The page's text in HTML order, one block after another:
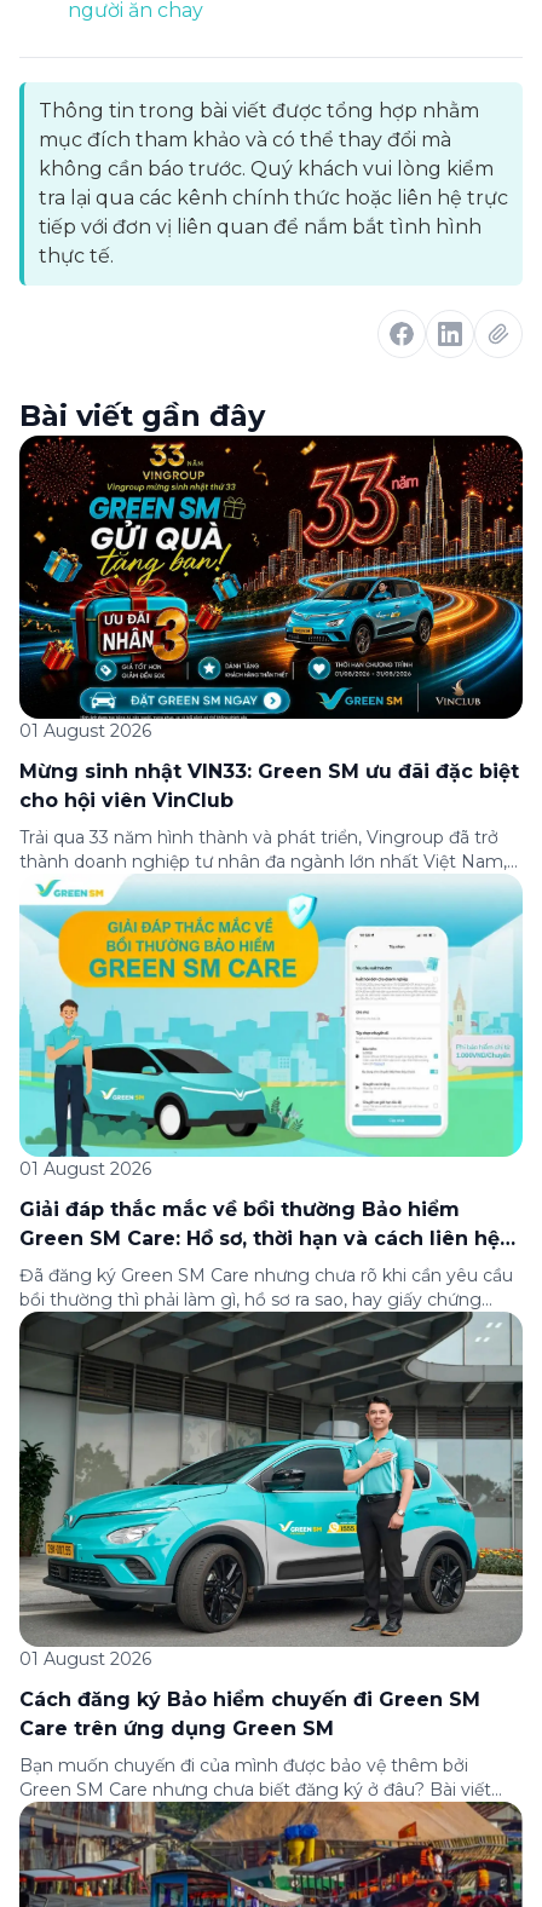
người ăn chay
Thông tin trong bài viết được tổng hợp nhằm
mục đích tham khảo và có thể thay đổi mà
không cần báo trước. Quý khách vui lòng kiểm
tra lại qua các kênh chính thức hoặc liên hệ trực
tiếp với đơn vị liên quan để nắm bắt tình hình
thực tế.
Bài viết gần đây
01 August 2026
Mừng sinh nhật VIN33: Green SM ưu đãi đặc biệt
cho hội viên VinClub
Trải qua 33 năm hình thành và phát triển, Vingroup đã trở
thành doanh nghiệp tư nhân đa ngành lớn nhất Việt Nam,
lọt Top 30 doanh nghiệp lớn nhất Đông Nam Á theo bảng
xếp hạng của Tạp chí Fortune (Mỹ). Nhân kỷ niệm 33 năm
thành lập (8/8/1993 đến 8/8/2026), Green SM trân […]
01 August 2026
Giải đáp thắc mắc về bồi thường Bảo hiểm
Green SM Care: Hồ sơ, thời hạn và cách liên hệ
hỗ trợ
Đã đăng ký Green SM Care nhưng chưa rõ khi cần yêu cầu
bồi thường thì phải làm gì, hồ sơ ra sao, hay giấy chứng
nhận bảo hiểm tìm ở đâu? Bài viết này tổng hợp đầy đủ các
câu hỏi thường gặp nhất về quy trình bồi thường và hỗ trợ
của Green […]
01 August 2026
Cách đăng ký Bảo hiểm chuyến đi Green SM
Care trên ứng dụng Green SM
Bạn muốn chuyến đi của mình được bảo vệ thêm bởi
Green SM Care nhưng chưa biết đăng ký ở đâu? Bài viết
dưới đây sẽ hướng dẫn chi tiết cách tham gia (và hủy tham
gia) gói bảo hiểm này ngay trên ứng dụng Green SM, cùng
những lưu ý quan trọng trước khi […]